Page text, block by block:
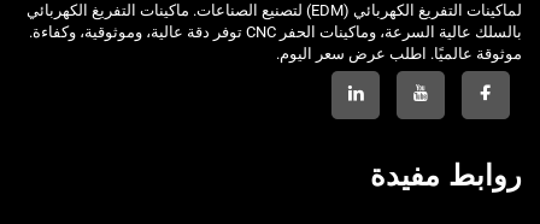
لماكينات التفريغ الكهربائي (EDM) لتصنيع الصناعات. ماكينات التفريغ الكهربائي
بالسلك عالية السرعة، وماكينات الحفر CNC توفر دقة عالية، وموثوقية، وكفاءة.
موثوقة عالميًا. اطلب عرض سعر اليوم.
روابط مفيدة